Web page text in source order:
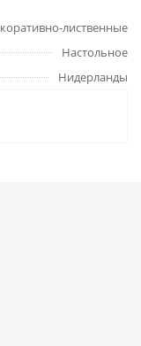
лиственные
Настольное
Нидерланды